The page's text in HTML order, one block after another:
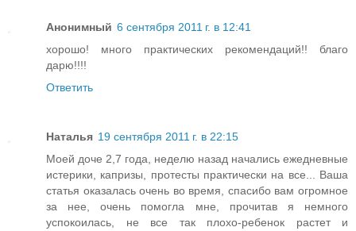
Анонимный 6 сентября 2011 г. в 12:41
хорошо! много практических рекомендаций!! благо
дарю!!!!
Ответить
Наталья 19 сентября 2011 г. в 22:15
Моей доче 2,7 года, неделю назад начались ежедневные
истерики, капризы, протесты практически на все... Ваша
статья оказалась очень во время, спасибо вам огромное
за нее, очень помогла мне, прочитав я немного
успокоилась, не все так плохо-ребенок растет и